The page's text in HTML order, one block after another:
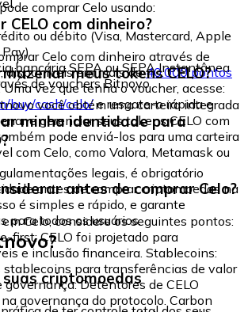
comprar Celo usando:
ou débito (Visa, Mastercard, Apple
Pay)
bancária SEPA ou SEPA Instantânea
de vouchers Bitnovo
CELO com dinheiro?
Celo com dinheiro através de
disponíveis em mais de40.000 pontos
vez que tenha o voucher, acesse:
buy/cash/celo/e resgate-o rápida e
meus tokens CELO?
você obtém uma carteira integrada
e gerenciar seus tokens CELO com
pode enviá-los para uma carteira
com Celo, como Valora, Metamask ou
minha identidade para
legais, é obrigatório
antes de comprar criptomoedas na
é simples e rápido, e garante
para todos os usuários.
antes de comprar Celo?
Celo, considere os seguintes pontos:
first: CELO foi projetado para
e inclusão financeira. Stablecoins:
para transferências de valor
Detentores de CELO
governança do protocolo. Carbon
criptomoedas